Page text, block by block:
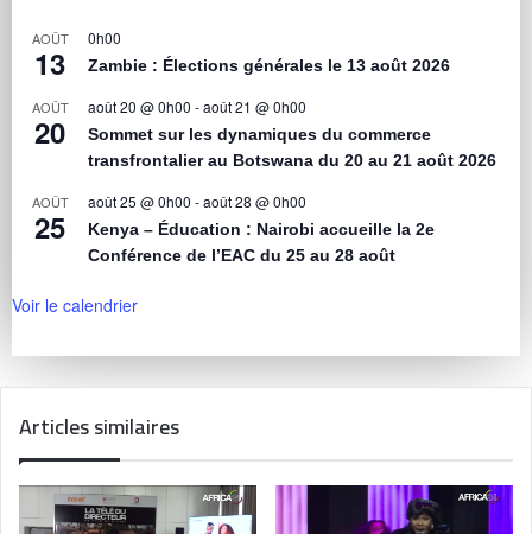
AOÛT
13
0h00
Zambie : Élections générales le 13 août 2026
AOÛT
20
août 20 @ 0h00 -août 21 @ 0h00
Sommet sur les dynamiques du commerce
transfrontalier au Botswana du 20 au 21 août 2026
AOÛT
25
août 25 @ 0h00 -août 28 @ 0h00
Kenya – Éducation : Nairobi accueille la 2e
Conférence de l’EAC du 25 au 28 août
Voir le calendrier
Articles similaires